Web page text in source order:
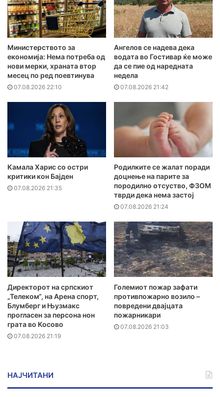
Министерството за
економија: Нема потреба од
нови мерки, храната втор
месец по ред поевтинува
07.08.2026 22:10
Ангелов се надева дека
водата во Гостивар ќе може
да се пие од наредната
недела
07.08.2026 21:42
Камала Харис со остри
критики кон Бајден
07.08.2026 21:35
Родилките се жалат поради
доцнење на парите за
породилно отсуство, ФЗОМ
тврди дека нема застој
07.08.2026 21:24
Директорот на српскиот
„Телеком“, на Арена спорт,
Блумберг и Њузмакс
прогласен за персона нон
грата во Косово
07.08.2026 21:19
Големиот пожар зафати
противпожарно возило –
повредени двајцата
пожарникари
07.08.2026 21:03
НАЈЧИТАНИ